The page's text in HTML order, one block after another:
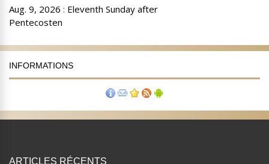
INFORMATIONS
ARTICLES RÉCENTS